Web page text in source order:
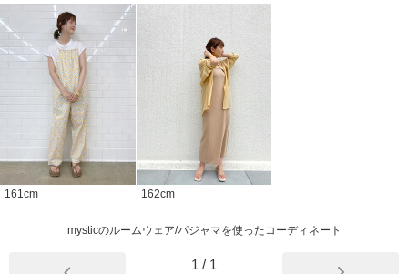
161 cm 162cm
mysticのルームウェア/パジャマを使ったコーディネート
1 / 1